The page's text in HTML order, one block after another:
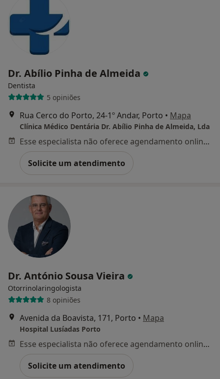
Dr. Abílio Pinha de Almeida
Dentista
5 opiniões
Rua Cerco do Porto, 24-1º Andar, Porto • Mapa
Clínica Médico Dentária Dr. Abílio Pinha de Almeida, Lda
Esse especialista não oferece agendamento online para esse endereço.
Solicite um atendimento
Dr. António Sousa Vieira
Otorrinolaringologista
8 opiniões
Avenida da Boavista, 171, Porto • Mapa
Hospital Lusíadas Porto
Esse especialista não oferece agendamento online para esse endereço.
Solicite um atendimento